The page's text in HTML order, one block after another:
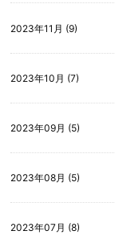
2023年11月 (9)
2023年10月 (7)
2023年09月 (5)
2023年08月 (5)
2023年07月 (8)